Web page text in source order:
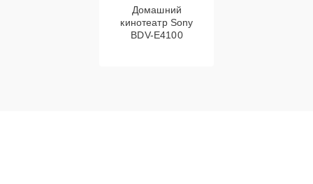
Домашний
кинотеатр Sony
BDV-E4100